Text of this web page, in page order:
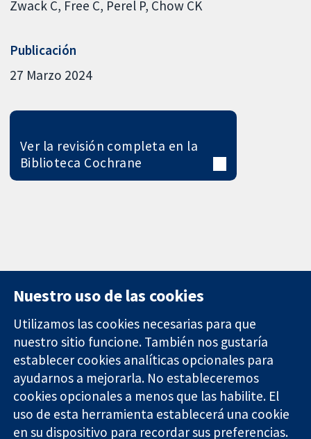
Zwack C Free C Perel P Chow CK
Publicación
27 Marzo 2024
Ver la revisión completa en la
Biblioteca Cochrane
Evidencia fiable.
Decisiones
informadas.
Mejor salud.
11-13 Cavendish
Square
Londres
W1G 0AN
Reino Unido
Contacto
Noticias
Prensa
Sobre
nosotros
Empleo
Nuestro uso de las cookies
Utilizamos las cookies necesarias para que
nuestro sitio funcione. También nos gustaría
establecer cookies analíticas opcionales para
ayudarnos a mejorarla. No estableceremos
cookies opcionales a menos que las habilite. El
uso de esta herramienta establecerá una cookie
en su dispositivo para recordar sus preferencias.